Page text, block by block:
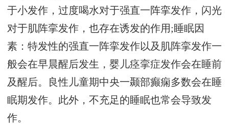
于小发作，过度喝水对于强直一阵挛发作，闪光
对于肌阵挛发作，也存在诱发的作用;睡眠因
素：特发性的强直一阵挛发作以及肌阵挛发作一
般会在早晨醒后发生，婴儿痉挛症发作会在睡前
及醒后。良性儿童期中央一颞部癫痫多数会在睡
眠期发作。此外，不充足的睡眠也常会导致发
作。